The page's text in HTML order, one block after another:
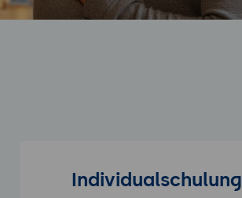
Individualschulung